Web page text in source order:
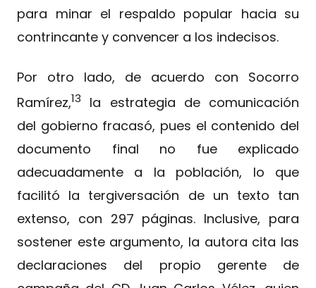
para minar el respaldo popular hacia su
contrincante y convencer a los indecisos.
Por otro lado, de acuerdo con Socorro
Ramírez,13
la estrategia de comunicación
del gobierno fracasó, pues el contenido del
documento final no fue explicado
adecuadamente a la población, lo que
facilitó la tergiversación de un texto tan
extenso, con 297 páginas. Inclusive, para
sostener este argumento, la autora cita las
declaraciones del propio gerente de